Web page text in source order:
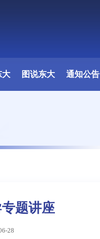
大 图说东大 通知公告
题讲座
28